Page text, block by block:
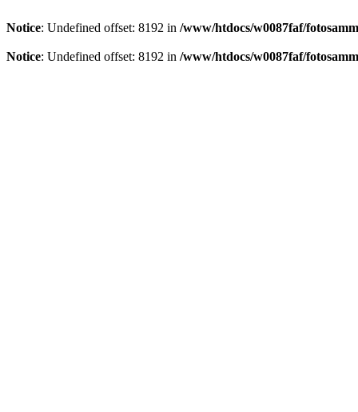
Notice: Undefined offset: 8192 in /www/htdocs/w0087faf/
Notice: Undefined offset: 8192 in /www/htdocs/w0087faf/